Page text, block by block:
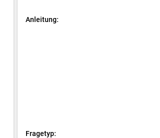
Anleitung:
Fragetyp: